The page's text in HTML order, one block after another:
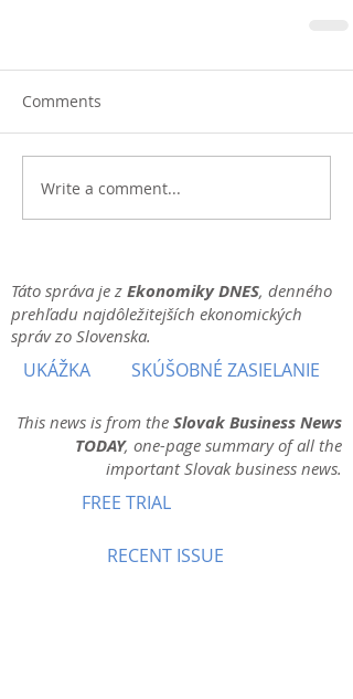
Comments
Write a comment...
Táto správa je z Ekonomiky DNES, denného
prehľadu najdôležitejších ekonomických
správ zo Slovenska.
UKÁŽKA SKÚŠOBNÉ ZASIELANIE
This news is from the Slovak Business News
TODAY, one-page summary of all the
important Slovak business news.
FREE TRIAL
RECENT ISSUE